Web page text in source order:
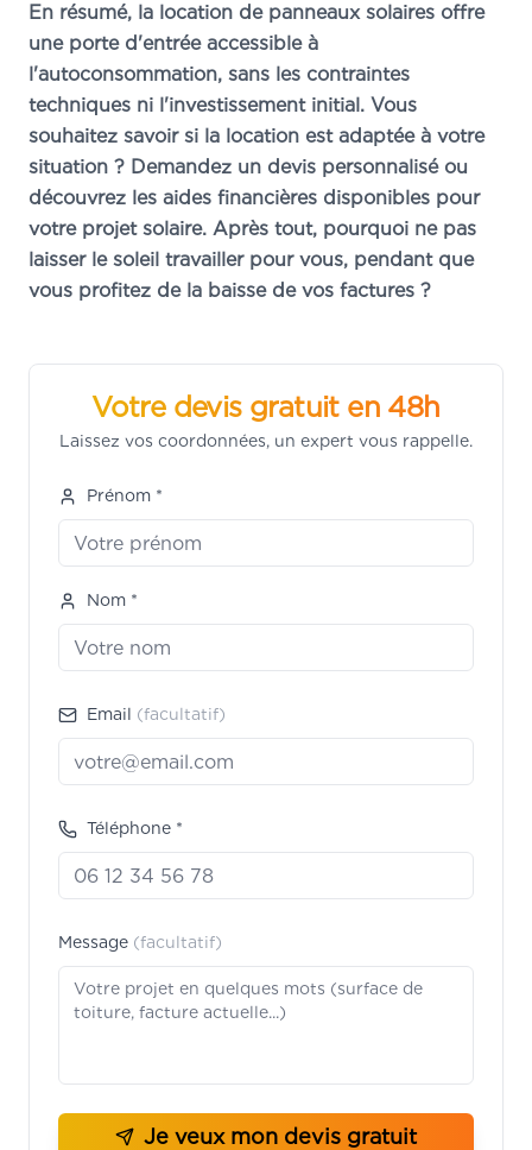
En résumé, la location de panneaux solaires offre
une porte d'entrée accessible à
l'autoconsommation, sans les contraintes
techniques ni l'investissement initial. Vous
souhaitez savoir si la location est adaptée à votre
situation ? Demandez un devis personnalisé ou
découvrez les aides financières disponibles pour
votre projet solaire. Après tout, pourquoi ne pas
laisser le soleil travailler pour vous, pendant que
vous profitez de la baisse de vos factures ?
Votre devis gratuit en 48h
Laissez vos coordonnées, un expert vous rappelle.
Prénom *
Nom *
Email (facultatif)
Téléphone *
Message (facultatif)
Je veux mon devis gratuit